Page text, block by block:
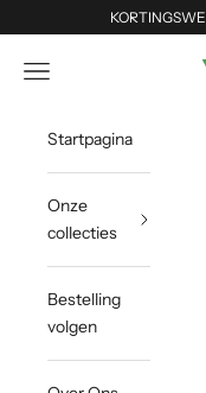
Navigatiemenu
Startpagina
Onze
collecties
Bestelling
volgen